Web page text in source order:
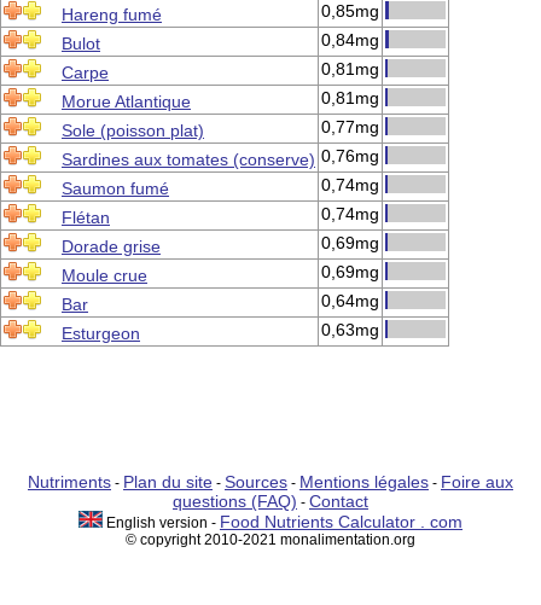
Hareng fumé
0,85mg
Bulot
0,84mg
Carpe
0,81mg
Morue Atlantique
0,81mg
Sole (poisson plat)
0,77mg
Sardines aux tomates (conserve) 0,76mg
Saumon fumé
0,74mg
Flétan
0,74mg
Dorade grise
0,69mg
Moule crue
0,69mg
Bar
0,64mg
Esturgeon
0,63mg
Nutriments - Plan du site - Sources - Mentions légales - Foire aux
questions (FAQ) - Contact
English version - Food Nutrients Calculator . com
© copyright 2010-2021 monalimentation.org